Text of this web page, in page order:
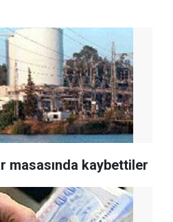
masasında kaybettiler